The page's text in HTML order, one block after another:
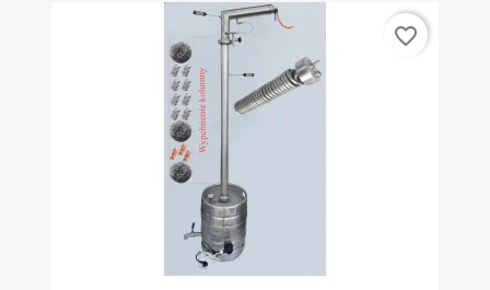
favorite_border